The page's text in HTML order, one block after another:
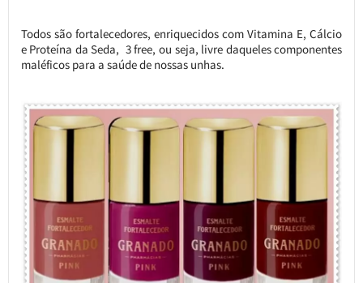
Todos são fortalecedores, enriquecidos com Vitamina E, Cálcio
e Proteína da Seda, 3 free, ou seja, livre daqueles componentes
maléficos para a saúde de nossas unhas.